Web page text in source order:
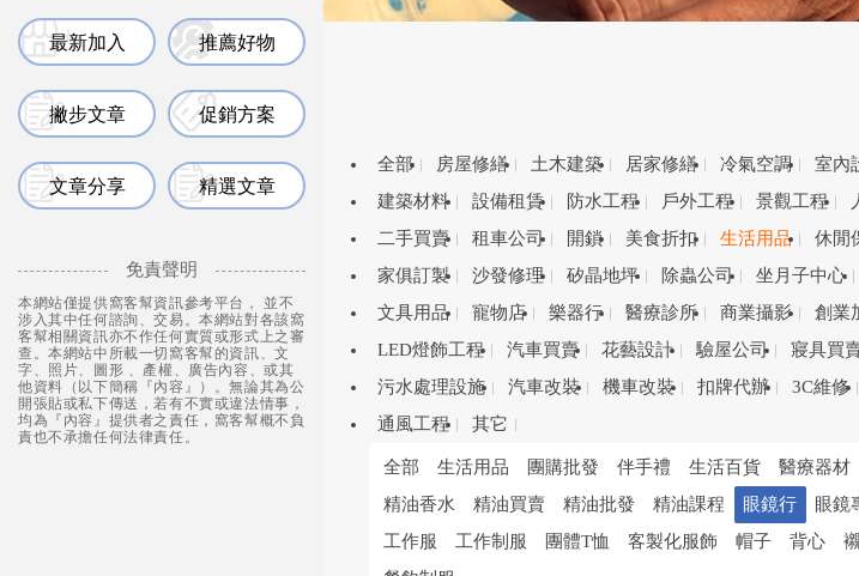
最新加入 推薦好物
撇步文章 促銷方案
文章分享 精選文章
免責聲明
本網站僅提供窩客幫資訊參考平台， 並不
涉入其中任何諮詢、交易。本網站對各該窩
客幫相關資訊亦不作任何實質或形式上之審
查。本網站中所載一切窩客幫的資訊、文
字、照片、圖形 、產權、廣告內容、或其
他資料（以下簡稱『內容』）。無論其為公
開張貼或私下傳送，若有不實或違法情事，
均為『內容』提供者之責任，窩客幫概不負
責也不承擔任何法律責任。
全部 房屋修繕 土木建築 居家修繕 冷氣空調 室內
建築材料
設備租賃 防水工程 戶外工程 景觀工程
二手買賣
租車公司 開鎖 美食折扣 生活用品 休閒
家俱訂製
沙發修理 矽晶地坪 除蟲公司 坐月子中心
文具用品
寵物店 樂器行 醫療診所 商業攝影 創業
LED燈飾工程
汽車買賣 花藝設計 驗屋公司 寢具買
污水處理設施
汽車改裝 機車改裝 扣牌代辦 3C維修
通風工程
其它
全部 生活用品 團購批發 伴手禮 生活百貨 醫療器材
精油香水
精油買賣 精油批發 精油課程 眼鏡行 眼鏡
工作服
工作制服 團體T恤 客製化服飾 帽子 背心